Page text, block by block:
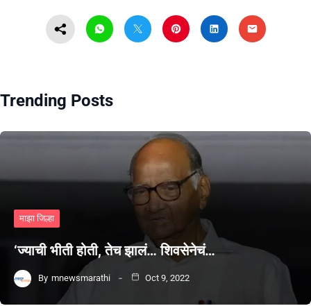
Trending Posts
माझा जिल्हा
‘ज्याची भीती होती, तेच झालं… शिवसेनेचं…
By mnewsmarathi Oct 9, 2022